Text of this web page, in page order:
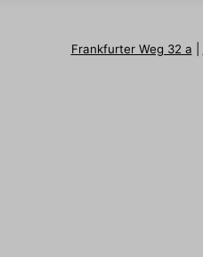
Frankfurter Weg 32 a